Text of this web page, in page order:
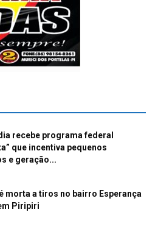
recebe programa federal
que incentiva pequenos
e geração...
morta a tiros no bairro Esperança
Piripiri